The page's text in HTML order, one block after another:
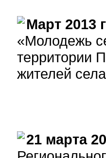
Март 2013
«Молодежь
территории
жителей
21 марта